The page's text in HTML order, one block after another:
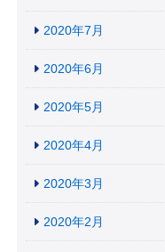
2020年7月
2020年6月
2020年5月
2020年4月
2020年3月
2020年2月